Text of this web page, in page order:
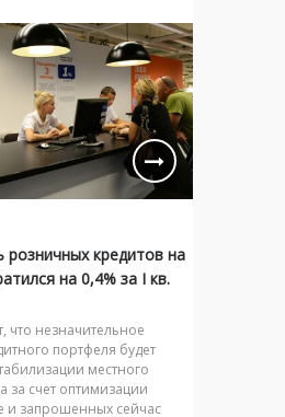
розничных кредитов на
на 0,4% за I кв.
что незначительное
портфеля будет
местного
за счет оптимизации
и запрошенных сейчас